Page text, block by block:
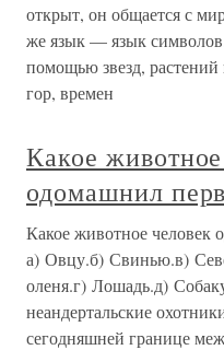
открыт, он общается с
же язык — язык
помощью звезд,
гор, времен
Какое
одомашнил
Какое животное
а) Овцу.б) Свинью.в)
оленя.г) Лошадь.д)
неандертальские
сегодняшней границе